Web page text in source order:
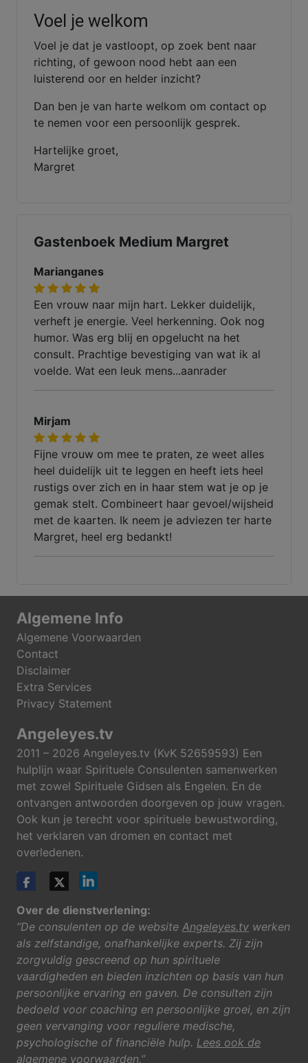
Voel je welkom
Voel je dat je vastloopt, op zoek bent naar
richting, of gewoon nood hebt aan een
luisterend oor en helder inzicht?
Dan ben je van harte welkom om contact op
te nemen voor een persoonlijk gesprek.
Hartelijke groet,
Margret
Gastenboek Medium Margret
Marianganes
Een vrouw naar mijn hart. Lekker duidelijk,
verheft je energie. Veel herkenning. Ook nog
humor. Was erg blij en opgelucht na het
consult. Prachtige bevestiging van wat ik al
voelde. Wat een leuk mens...aanrader
Mirjam
Fijne vrouw om mee te praten, ze weet alles
heel duidelijk uit te leggen en heeft iets heel
rustigs over zich en in haar stem wat je op je
gemak stelt. Combineert haar gevoel/wijsheid
met de kaarten. Ik neem je adviezen ter harte
Margret, heel erg bedankt!
Algemene Info
Algemene Voorwaarden
Contact
Disclaimer
Extra Services
Privacy Statement
Angeleyes.tv
2011 – 2026 Angeleyes.tv (KvK 52659593) Een
hulplijn waar Spirituele Consulenten samenwerken
met zowel Spirituele Gidsen als Engelen. En de
ontvangen antwoorden doorgeven op jouw vragen.
Ook kun je terecht voor spirituele bewustwording,
het verklaren van dromen en contact met
overledenen.
Over de dienstverlening:
“De consulenten op de website Angeleyes.tv werken
als zelfstandige, onafhankelijke experts. Zij zijn
zorgvuldig gescreend op hun spirituele
vaardigheden en bieden inzichten op basis van hun
persoonlijke ervaring en gaven. De consulten zijn
bedoeld voor coaching en persoonlijke groei, en zijn
geen vervanging voor reguliere medische,
psychologische of financiële hulp. Lees ook de
algemene voorwaarden.”